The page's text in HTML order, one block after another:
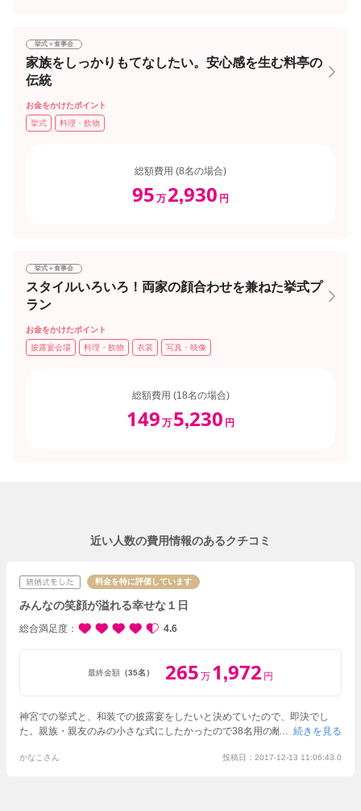
挙式＋食事会
家族をしっかりもてなしたい。安心感を生む料亭の
伝統
お金をかけたポイント
挙式
料理・飲物
総額費用 (8名の場合)
95 万 2,930 円
挙式＋食事会
スタイルいろいろ！両家の顔合わせを兼ねた挙式プ
ラン
お金をかけたポイント
披露宴会場
料理・飲物 衣裳 写真・映像
総額費用 (18名の場合)
149 万 5,230 円
近い人数の費用情報のあるクチコミ
料金を特に評価しています
みんなの笑顔が溢れる幸せな１日
総合満足度 4.6
最終金額 （35名） 265 万 1,972 円
神宮での挙式と、和装での披露宴をしたいと決めていたので、即決でし
た。親族・親友のみの小さな式にしたかったので38名用の離れで行うこと
でしっかりとやって頂けました。当日は雪が舞う庭園をバックに、でも、
続きを見る
かなこさん 投稿日：2017-12-13 11:06:43.0